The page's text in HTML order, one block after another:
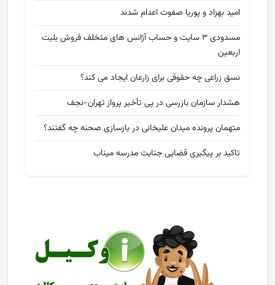
امید بهزاد و پوریا صفوت اعدام شدند
مسدودی ۳ سایت و حساب آژانس های متخلف فروش بلیت
اربعین
نسق زراعی چه حقوقی برای زارعان ایجاد می کند؟
هشدار سازمان بازرسی در پی تأخیر پرواز تهران-نجف
متهمان پرونده میدان علیخانی در بازسازی صحنه چه گفتند؟
تاکید بر پیگیری قضایی جنایت مدرسه میناب